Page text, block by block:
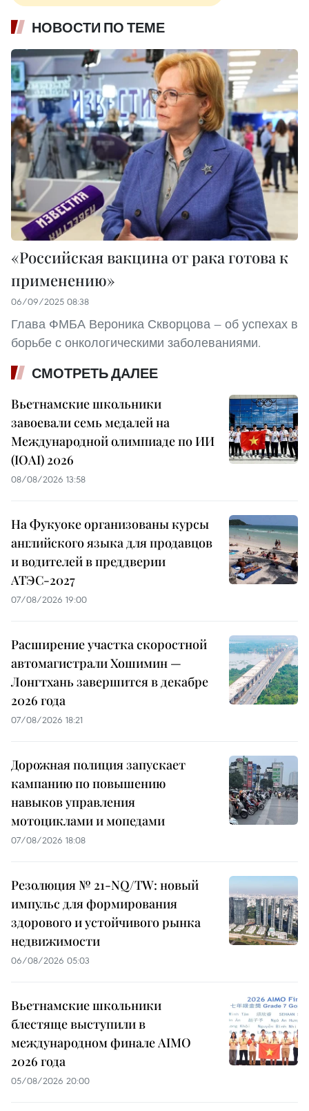
НОВОСТИ ПО ТЕМЕ
«Российская вакцина от рака готова к
применению»
06/09/2025 08:38
Глава ФМБА Вероника Скворцова — об успехах в
борьбе с онкологическими заболеваниями.
СМОТРЕТЬ ДАЛЕЕ
Вьетнамские школьники
завоевали семь медалей на
Международной олимпиаде по ИИ
(IOAI) 2026
08/08/2026 13:58
На Фукуоке организованы курсы
английского языка для продавцов
и водителей в преддверии
АТЭС-2027
07/08/2026 19:00
Расширение участка скоростной
автомагистрали Хошимин —
Лонгтхань завершится в декабре
2026 года
07/08/2026 18:21
Дорожная полиция запускает
кампанию по повышению
навыков управления
мотоциклами и мопедами
07/08/2026 18:08
Резолюция № 21-NQ/TW: новый
импульс для формирования
здорового и устойчивого рынка
недвижимости
06/08/2026 05:03
Вьетнамские школьники
блестяще выступили в
международном финале AIMO
2026 года
05/08/2026 20:00